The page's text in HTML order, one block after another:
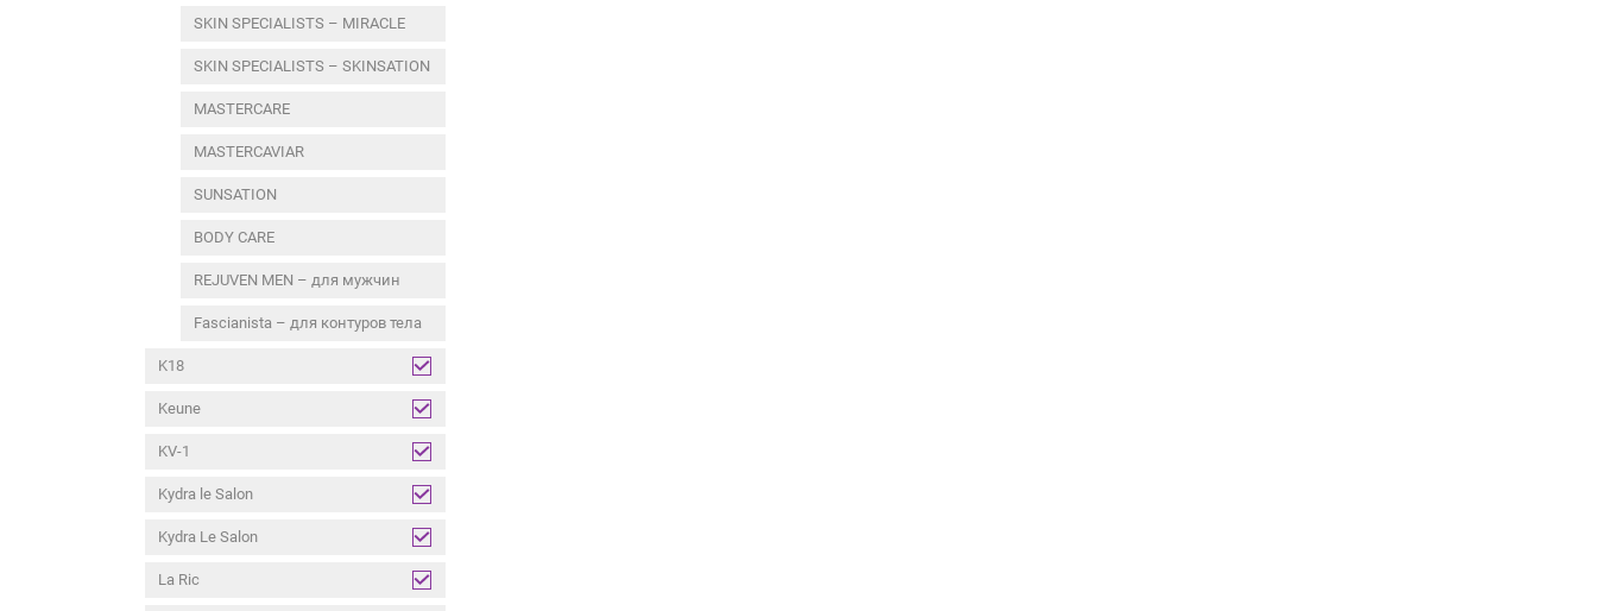
SKIN SPECIALISTS – MIRACLE
SKIN SPECIALISTS – SKINSATION
MASTERCARE
MASTERCAVIAR
SUNSATION
BODY СARE
REJUVEN MEN – для мужчин
Fascianista – для контуров тела
K18
Keune
KV-1
Kydra le Salon
Kydra Le Salon
La Ric